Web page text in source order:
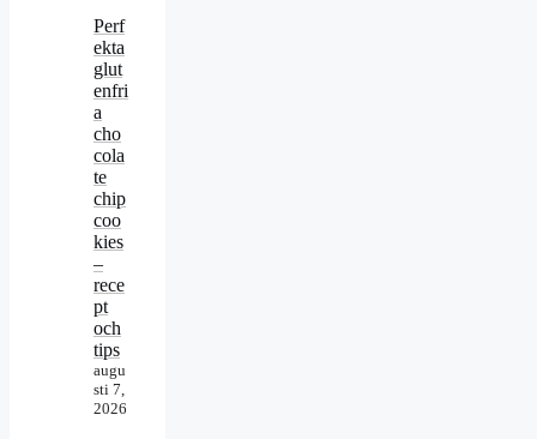
Perf
ekta
glut
enfri
a
cho
cola
te
chip
coo
kies
–
rece
pt
och
tips
augu
sti 7,
2026